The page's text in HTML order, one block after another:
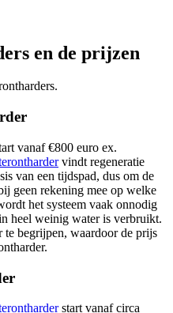
en de prijzen
vanaf €800 euro ex.
vindt regeneratie
van een tijdspad, dus om de
geen rekening mee op welke
het systeem vaak onnodig
heel weinig water is verbruikt.
begrijpen, waardoor de prijs
start vanaf circa